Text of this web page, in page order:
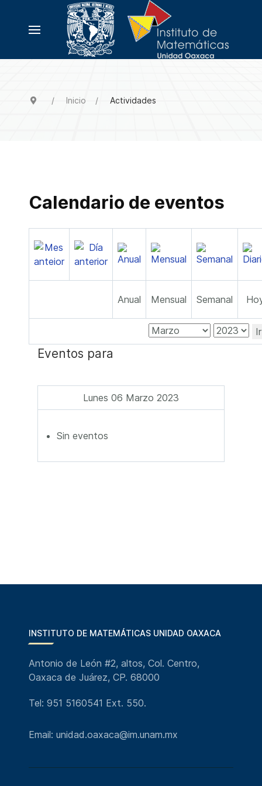
Inicio Actividades
Calendario de eventos
Anual Mensual Semanal
Eventos para
Lunes 06 Marzo 2023
Sin eventos
INSTITUTO DE MATEMÁTICAS UNIDAD OAXACA
Antonio de León #2, altos, Col. Centro,
Oaxaca de Juárez, CP. 68000
Tel: 951 5160541 Ext. 550.
Email: unidad.oaxaca@im.unam.mx